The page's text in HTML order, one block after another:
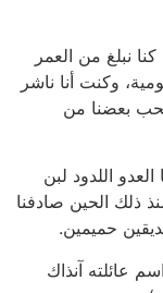
نبلغ من العمر
وكنت أنا ناشر
نحب بعضنا من
اللدود لبن
ذلك الحين صادفنا
حميمين.
عائلته آنذاك